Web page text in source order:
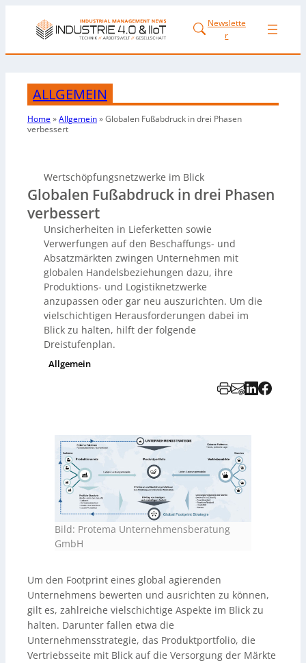
Newslette
r
ALLGEMEIN
Home»Allgemein»Globalen Fußabdruck in drei Phasen
verbessert
Wertschöpfungsnetzwerke im Blick
Globalen Fußabdruck in drei Phasen
verbessert
Unsicherheiten in Lieferketten sowie
Verwerfungen auf den Beschaffungs- und
Absatzmärkten zwingen Unternehmen mit
globalen Handelsbeziehungen dazu, ihre
Produktions- und Logistiknetzwerke
anzupassen oder gar neu auszurichten. Um die
vielschichtigen Herausforderungen dabei im
Blick zu halten, hilft der folgende
Dreistufenplan.
Allgemein
Bild: Protema Unternehmensberatung
GmbH
Um den Footprint eines global agierenden
Unternehmens bewerten und ausrichten zu können,
gilt es, zahlreiche vielschichtige Aspekte im Blick zu
halten. Darunter fallen etwa die
Unternehmensstrategie, das Produktportfolio, die
Vertriebsseite mit Blick auf die Versorgung der Märkte